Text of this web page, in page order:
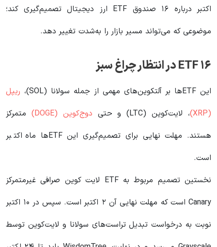
اکتبر درباره ۱۶ صندوق ETF ارز دیجیتال تصمیم‌گیری کند؛
موضوعی که می‌تواند مسیر بازار را به‌شدت تغییر دهد.
۱۶ ETF در انتظار چراغ سبز
این ETFها بر آلتکوین‌های مهمی از جمله سولانا (SOL)،
ریپل
(XRP)
، لایت‌کوین (LTC) و حتی دوج‌کوین (DOGE)
متمرکز
هستند. مهلت‌ نهایی برای تصمیم‌گیری این ETFها ماه اکتبر
است.
نخستین تصمیم مربوط به ETF لایت کوین صرافی غیرمتمرکز
Canary است که مهلت نهایی آن ۲ اکتبر است. سپس در ۱۰ اکتبر
نوبت به درخواست تبدیل تراست‌های سولانا و لایت‌کوین توسط